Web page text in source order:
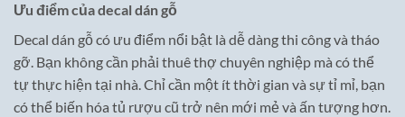
Ưu điểm của decal dán gỗ
Decal dán gỗ có ưu điểm nổi bật là dễ dàng thi công và tháo
gỡ. Bạn không cần phải thuê thợ chuyên nghiệp mà có thể
tự thực hiện tại nhà. Chỉ cần một ít thời gian và sự tỉ mỉ, bạn
có thể biến hóa tủ rượu cũ trở nên mới mẻ và ấn tượng hơn.